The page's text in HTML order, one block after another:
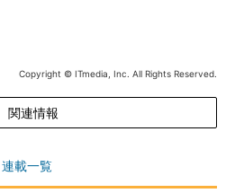
Copyright © ITmedia, Inc. All Rights Reserved.
関連情報
載一覧